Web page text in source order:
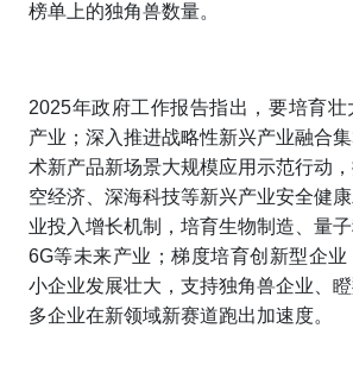
榜单上的独角兽数量。
2025年政府工作报告指出，要培育
产业；深入推进战略性新兴产业融合
术新产品新场景大规模应用示范行动
空经济、深海科技等新兴产业安全健
业投入增长机制，培育生物制造、量子
6G等未来产业；梯度培育创新型企业
小企业发展壮大，支持独角兽企业、
多企业在新领域新赛道跑出加速度。